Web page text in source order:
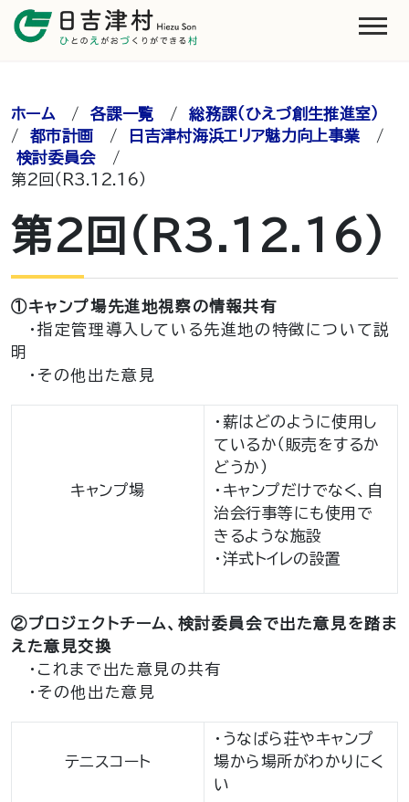
ホーム /各課一覧 /総務課（ひえづ創生推進室）
/ 都市計画 / 日吉津村海浜エリア魅力向上事業 /
検討委員会/
第2回（R3.12.16）
第2回（R3.12.16）
①キャンプ場先進地視察の情報共有
・指定管理導入している先進地の特徴について説
明
・その他出た意見
キャンプ場
・薪はどのように使用し
ているか（販売をするか
どうか）
・キャンプだけでなく、自
治会行事等にも使用で
きるような施設
・洋式トイレの設置
②プロジェクトチーム、検討委員会で出た意見を踏ま
えた意見交換
・これまで出た意見の共有
・その他出た意見
テニスコート
・うなばら荘やキャンプ
場から場所がわかりにく
い